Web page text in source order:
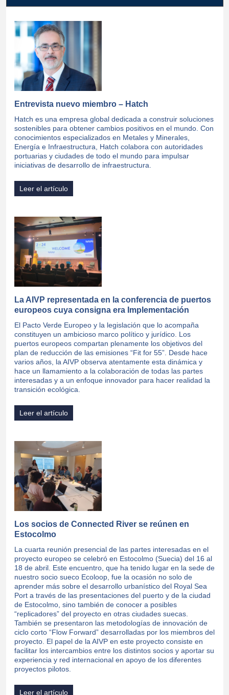
Entrevista nuevo miembro – Hatch
Hatch es una empresa global dedicada a construir soluciones
sostenibles para obtener cambios positivos en el mundo. Con
conocimientos especializados en Metales y Minerales,
Energía e Infraestructura, Hatch colabora con autoridades
portuarias y ciudades de todo el mundo para impulsar
iniciativas de desarrollo de infraestructura.
Leer el artículo
La AIVP representada en la conferencia de puertos
europeos cuya consigna era Implementación
El Pacto Verde Europeo y la legislación que lo acompaña
constituyen un ambicioso marco político y jurídico. Los
puertos europeos compartan plenamente los objetivos del
plan de reducción de las emisiones “Fit for 55”. Desde hace
varios años, la AIVP observa atentamente esta dinámica y
hace un llamamiento a la colaboración de todas las partes
interesadas y a un enfoque innovador para hacer realidad la
transición ecológica.
Leer el artículo
Los socios de Connected River se reúnen en
Estocolmo
La cuarta reunión presencial de las partes interesadas en el
proyecto europeo se celebró en Estocolmo (Suecia) del 16 al
18 de abril. Este encuentro, que ha tenido lugar en la sede de
nuestro socio sueco Ecoloop, fue la ocasión no solo de
aprender más sobre el desarrollo urbanístico del Royal Sea
Port a través de las presentaciones del puerto y de la ciudad
de Estocolmo, sino también de conocer a posibles
“replicadores” del proyecto en otras ciudades suecas.
También se presentaron las metodologías de innovación de
ciclo corto “Flow Forward” desarrolladas por los miembros del
proyecto. El papel de la AIVP en este proyecto consiste en
facilitar los intercambios entre los distintos socios y aportar su
experiencia y red internacional en apoyo de los diferentes
proyectos pilotos.
Leer el artículo